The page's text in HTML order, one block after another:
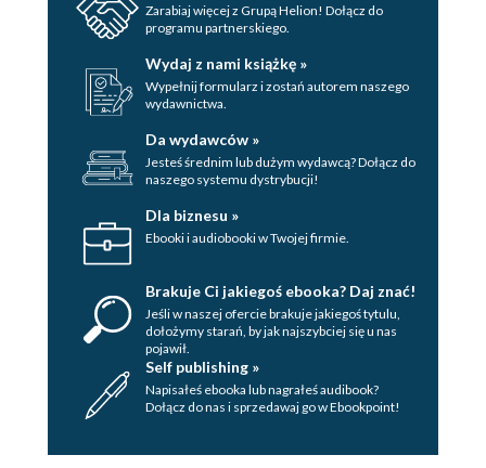
Closures
Function
Closure Setting a
Closure
Captured
Environment
Capture Lists
Function References and
Zarabiaj więcej z Grupą Helion! Dołącz do
programu partnerskiego.
Wydaj z nami książkę »
Wypełnij formularz i zostań autorem naszego
wydawnictwa.
Da wydawców »
Jesteś średnim lub dużym wydawcą? Dołącz do
naszego systemu dystrybucji!
Dla biznesu »
Ebooki i audiobooki w Twojej firmie.
Brakuje Ci jakiegoś ebooka? Daj znać!
Jeśli w naszej ofercie brakuje jakiegoś tytulu,
dołożymy starań, by jak najszybciej się u nas
pojawił.
Self publishing »
Napisałeś ebooka lub nagrałeś audibook?
Dołącz do nas i sprzedawaj go w Ebookpoint!